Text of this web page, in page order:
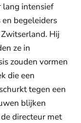
lang intensief
begeleiders
Hij
ze in
zouden vormen
die een
tegen een
blijken
directeur met